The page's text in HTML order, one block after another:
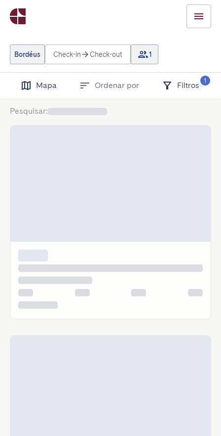
Bordéus Check-in Check-out 1
Mapa Ordenar por Filtros
1
Pesquisar: